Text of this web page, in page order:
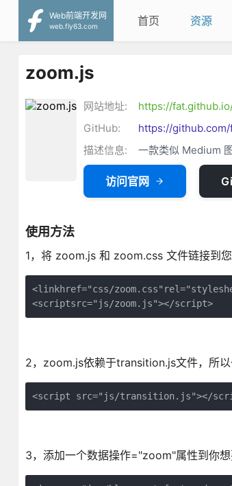
Web前端开发网
web.fly63.com
首页 资源
zoom.js
网站地址:
https://
GitHub:
https://
描述信息:
一款类似 Medium
访问官网
使用方法
1，将 zoom.js 和 zoom.css 文件链接到您
<linkhref="css/
<scriptsrc="js/zoom.js"></script>
2，zoom.js依赖于transition.js文件，所以
<script src="js/transition.js"></
3，添加一个数据操作="zoom"属性到你